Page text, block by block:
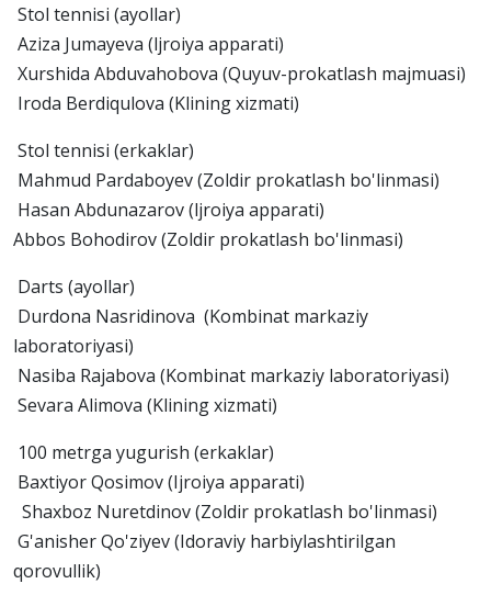
Stol tennisi (ayollar)
Aziza Jumayeva (ljroiya apparati)
Xurshida Abduvahobova (Quyuv-prokatlash majmuasi)
Iroda Berdiqulova (Klining xizmati)
Stol tennisi (erkaklar)
Mahmud Pardaboyev (Zoldir prokatlash bo'linmasi)
Hasan Abdunazarov (ljroiya apparati)
Abbos Bohodirov (Zoldir prokatlash bo'linmasi)
Darts (ayollar)
Durdona Nasridinova (Kombinat markaziy
laboratoriyasi)
Nasiba Rajabova (Kombinat markaziy laboratoriyasi)
Sevara Alimova (Klining xizmati)
100 metrga yugurish (erkaklar)
Baxtiyor Qosimov (Ijroiya apparati)
Shaxboz Nuretdinov (Zoldir prokatlash bo'linmasi)
G'anisher Qo'ziyev (Idoraviy harbiylashtirilgan
qorovullik)